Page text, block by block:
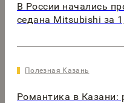
В России начались
седана Mitsubishi за
Полезная Казань
Романтика в Казани: